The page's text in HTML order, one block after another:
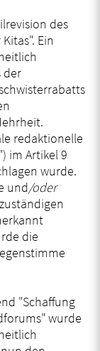
des
Ein
der
redaktionelle
im Artikel 9
wurde.
und/oder
die
"Schaffung
wurde